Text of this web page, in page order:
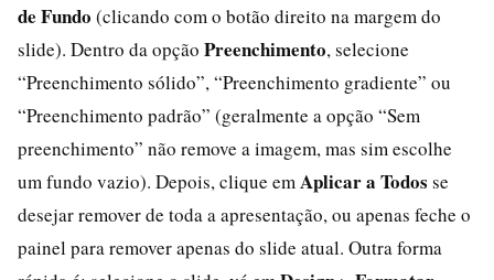
de Fundo (clicando com o botão direito na margem do
slide). Dentro da opção Preenchimento, selecione
“Preenchimento sólido”, “Preenchimento gradiente” ou
“Preenchimento padrão” (geralmente a opção “Sem
preenchimento” não remove a imagem, mas sim escolhe
um fundo vazio). Depois, clique em Aplicar a Todos se
desejar remover de toda a apresentação, ou apenas feche o
painel para remover apenas do slide atual. Outra forma